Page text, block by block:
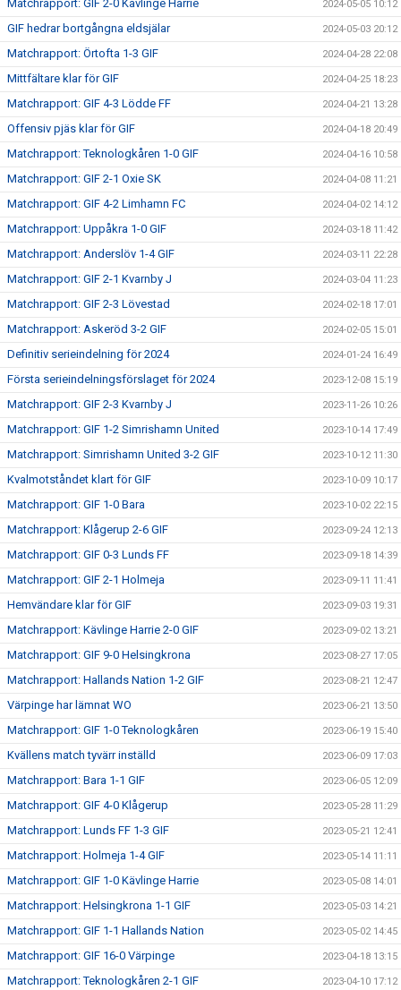
Matchrapport: GIF 2-0 Kävlinge Harrie 2024-05-05 10:12
GIF hedrar bortgångna eldsjälar 2024-05-03 20:12
Matchrapport: Örtofta 1-3 GIF 2024-04-28 22:08
Mittfältare klar för GIF 2024-04-25 18:23
Matchrapport: GIF 4-3 Lödde FF 2024-04-21 13:28
Offensiv pjäs klar för GIF 2024-04-18 20:49
Matchrapport: Teknologkåren 1-0 GIF 2024-04-16 10:58
Matchrapport: GIF 2-1 Oxie SK 2024-04-08 11:21
Matchrapport: GIF 4-2 Limhamn FC 2024-04-02 14:12
Matchrapport: Uppåkra 1-0 GIF 2024-03-18 11:42
Matchrapport: Anderslöv 1-4 GIF 2024-03-11 22:28
Matchrapport: GIF 2-1 Kvarnby J 2024-03-04 11:23
Matchrapport: GIF 2-3 Lövestad 2024-02-18 17:01
Matchrapport: Askeröd 3-2 GIF 2024-02-05 15:01
Definitiv serieindelning för 2024 2024-01-24 16:49
Första serieindelningsförslaget för 2024 2023-12-08 15:19
Matchrapport: GIF 2-3 Kvarnby J 2023-11-26 10:26
Matchrapport: GIF 1-2 Simrishamn United 2023-10-14 17:49
Matchrapport: Simrishamn United 3-2 GIF 2023-10-12 11:30
Kvalmotståndet klart för GIF 2023-10-09 10:17
Matchrapport: GIF 1-0 Bara 2023-10-02 22:15
Matchrapport: Klågerup 2-6 GIF 2023-09-24 12:13
Matchrapport: GIF 0-3 Lunds FF 2023-09-18 14:39
Matchrapport: GIF 2-1 Holmeja 2023-09-11 11:41
Hemvändare klar för GIF 2023-09-03 19:31
Matchrapport: Kävlinge Harrie 2-0 GIF 2023-09-02 13:21
Matchrapport: GIF 9-0 Helsingkrona 2023-08-27 17:05
Matchrapport: Hallands Nation 1-2 GIF 2023-08-21 12:47
Värpinge har lämnat WO 2023-06-21 13:50
Matchrapport: GIF 1-0 Teknologkåren 2023-06-19 15:40
Kvällens match tyvärr inställd 2023-06-09 17:03
Matchrapport: Bara 1-1 GIF 2023-06-05 12:09
Matchrapport: GIF 4-0 Klågerup 2023-05-28 11:29
Matchrapport: Lunds FF 1-3 GIF 2023-05-21 12:41
Matchrapport: Holmeja 1-4 GIF 2023-05-14 11:11
Matchrapport: GIF 1-0 Kävlinge Harrie 2023-05-08 14:01
Matchrapport: Helsingkrona 1-1 GIF 2023-05-03 14:21
Matchrapport: GIF 1-1 Hallands Nation 2023-05-02 14:45
Matchrapport: GIF 16-0 Värpinge 2023-04-18 13:15
Matchrapport: Teknologkåren 2-1 GIF 2023-04-10 17:12